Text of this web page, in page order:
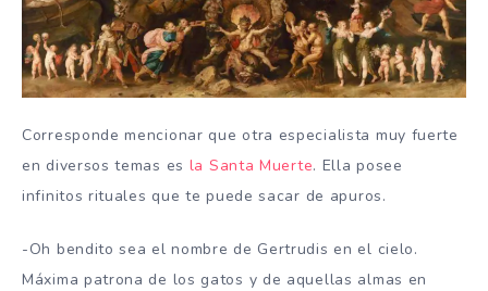
Corresponde mencionar que otra especialista muy fuerte
en diversos temas es la Santa Muerte. Ella posee
infinitos rituales que te puede sacar de apuros.
-Oh bendito sea el nombre de Gertrudis en el cielo.
Máxima patrona de los gatos y de aquellas almas en